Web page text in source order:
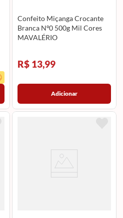
Confeito Miçanga Crocante
Branca Nº0 500g Mil Cores
MAVALÉRIO
R$ 13,99
Adicionar